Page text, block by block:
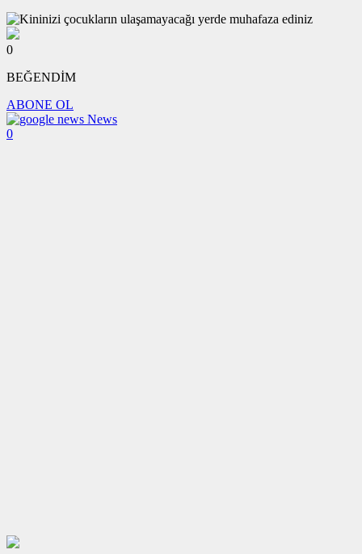
0
BEĞENDİM
ABONE OL
News
0